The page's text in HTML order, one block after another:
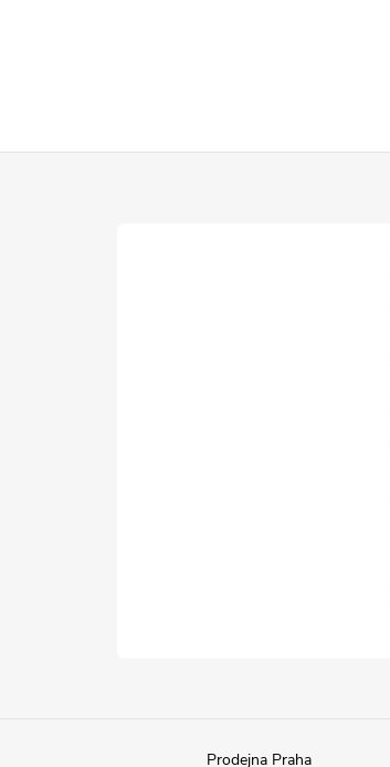
Prodejna Praha